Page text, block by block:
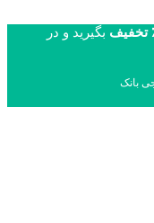
بگیرید و در
بانک